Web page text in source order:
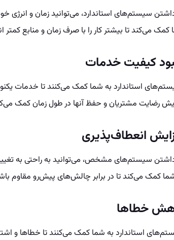
سیستم‌های استاندارد، می‌توانید زمان و انرژی
کمک می‌کند تا بیشتر کار را با صرف زمان و منابع کمتر
کیفیت خدمات
استاندارد به شما کمک می‌کنند تا خدمات
رضایت مشتریان و حفظ آنها در طول زمان کمک
انعطاف‌پذیری
سیستم‌های مشخص، می‌توانید به راحتی به
کمک می‌کند تا در برابر چالش‌های پیش‌رو مقاوم باشید
خطاها
استاندارد به شما کمک می‌کنند تا خطاها و